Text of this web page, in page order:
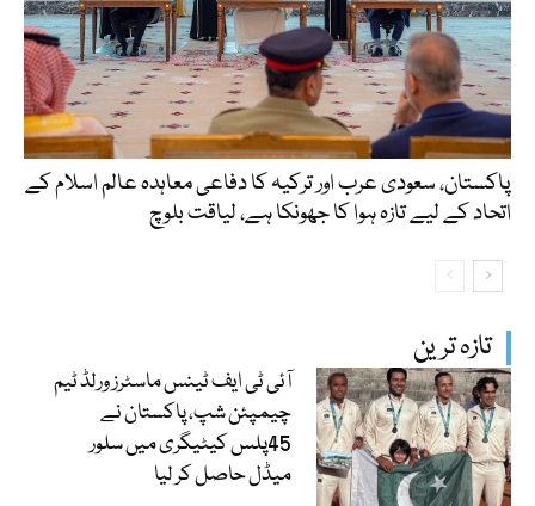
تازہ ترین
آئی ٹی ایف ٹینس ماسٹرز ورلڈ ٹیم
چیمپئن شپ، پاکستان نے
45پلس کیٹیگری میں سلور
میڈل حاصل کر لیا
پاکستان، سعودی عرب اور ترکیہ کا دفاعی معاہدہ عالم اسلام کے
اتحاد کے لیے تازہ ہوا کا جھونکا ہے، لیاقت بلوچ